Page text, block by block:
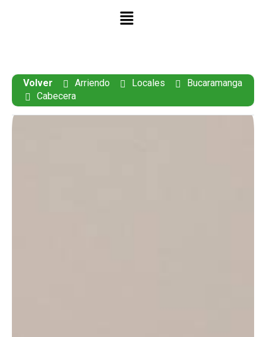
Volver Arriendo Locales
Bucaramanga
Cabecera